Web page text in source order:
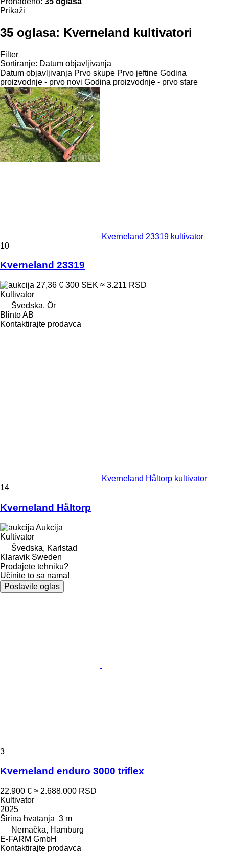
Prikaži
35 oglasa: Kverneland kultivatori
Filter
Sortiranje: Datum objavljivanja
Datum objavljivanja Prvo skupe Prvo jeftine Godina
proizvodnje - prvo novi Godina proizvodnje - prvo stare
Kverneland 23319 kultivator
10
Kverneland 23319
27,36 € 300 SEK ≈ 3.211 RSD
Kultivator
Švedska, Ör
Blinto AB
Kontaktirajte prodavca
Kverneland Håltorp kultivator
14
Kverneland Håltorp
Aukcija
Kultivator
Švedska, Karlstad
Klaravik Sweden
Prodajete tehniku?
Učinite to sa nama!
Postavite oglas
3
Kverneland enduro 3000 triflex
22.900 € ≈ 2.688.000 RSD
Kultivator
2025
Širina hvatanja 3 m
Nemačka, Hamburg
E-FARM GmbH
Kontaktirajte prodavca